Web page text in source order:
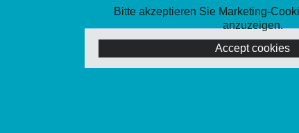
Bitte akzeptieren Sie Marketing-
anzuzeigen.
Accept cookies